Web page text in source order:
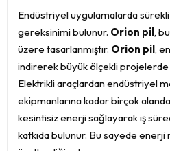
Endüstriyel uygulamalarda
gereksinimi bulunur. Orion pil,
üzere tasarlanmıştır. Orion pil,
indirerek büyük ölçekli
Elektrikli araçlardan endüstriyel
ekipmanlarına kadar birçok alanda
kesintisiz enerji sağlayarak iş
katkıda bulunur. Bu sayede